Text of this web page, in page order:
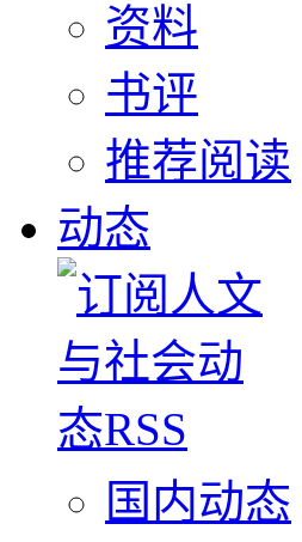
资料
书评
推荐阅读
动态
国内动态